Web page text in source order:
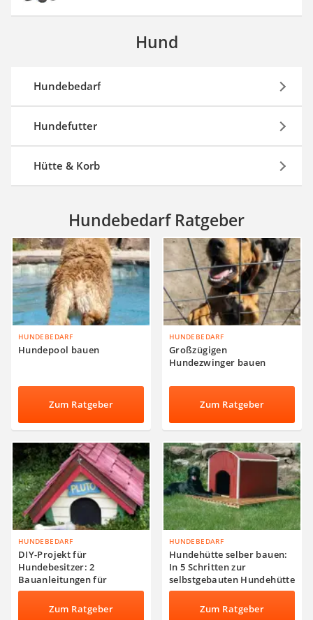
Hund
Hundebedarf
Hundefutter
Hütte & Korb
Hundebedarf Ratgeber
HUNDEBEDARF
Hundepool bauen
Zum Ratgeber
HUNDEBEDARF
Großzügigen
Hundezwinger bauen
Zum Ratgeber
HUNDEBEDARF
DIY-Projekt für
Hundebesitzer: 2
Bauanleitungen für
Hundehütten und
WurfboxenZum Ratgeber
HUNDEBEDARF
Hundehütte selber bauen:
In 5 Schritten zur
selbstgebauten Hundehütte
Zum Ratgeber